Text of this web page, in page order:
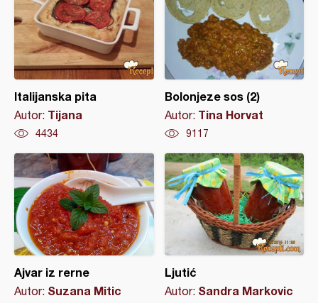
Italijanska pita
Autor: Tijana
4434
Bolonjeze sos (2)
Autor: Tina Horvat
9117
Ajvar iz rerne
Autor: Suzana Mitic
Ljutić
Autor: Sandra Markovic